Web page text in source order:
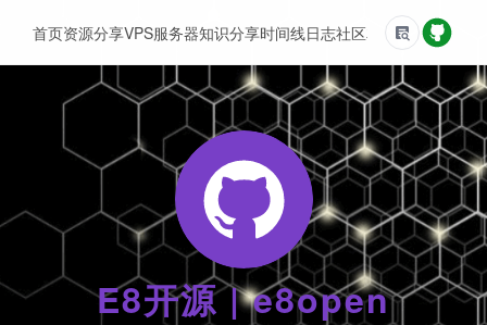
E8开源 | e8open
首页资源分享VPS服务器知识分享时间线日志社区友情链接